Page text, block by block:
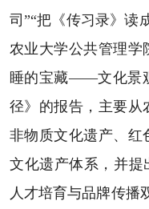
司”“把《传习录》读
农业大学公共管理学
睡的宝藏——文化景
径》的报告，主要从
非物质文化遗产、红
文化遗产体系，并提
人才培育与品牌传播